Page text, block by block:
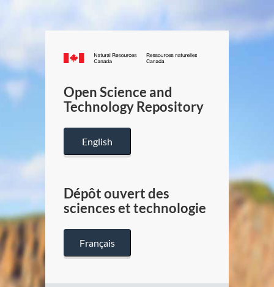
Canada.ca
/
Canada
Open Science and
Technology Repository
English
Dépôt ouvert des
sciences et technologie
Français